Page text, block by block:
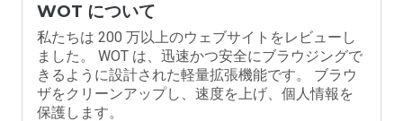
WOT について
私たちは 200 万以上のウェブサイトをレビューし
ました。 WOT は、迅速かつ安全にブラウジングで
きるように設計された軽量拡張機能です。 ブラウ
ザをクリーンアップし、速度を上げ、個人情報を
保護します。